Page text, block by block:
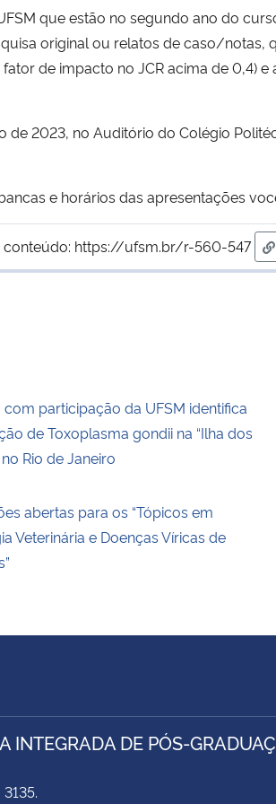
que estão no segundo ano do
original ou relatos de caso/notas,
de impacto no JCR acima de 0,4) e
2023, no Auditório do Colégio
e horários das apresentações
https://ufsm.br/r-560-547
com participação da UFSM identifica
de Toxoplasma gondii na “Ilha dos
no Rio de Janeiro
abertas para os “Tópicos em
Veterinária e Doenças Víricas de
INTEGRADA DE PÓS-